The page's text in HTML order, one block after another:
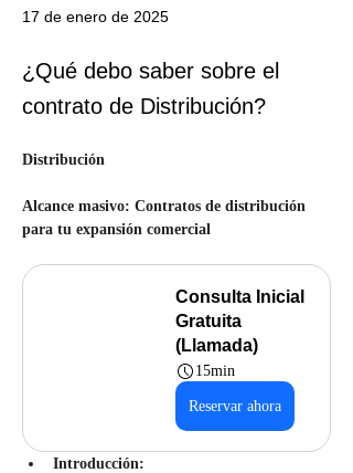
17 de enero de 2025
¿Qué debo saber sobre el
contrato de Distribución?
Distribución
Alcance masivo: Contratos de distribución
para tu expansión comercial
Consulta Inicial
Gratuita
(Llamada)
15min
Reservar ahora
Introducción: